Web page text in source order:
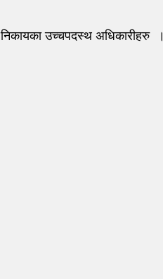
उच्चपदस्थ अधिकारीहरु ।